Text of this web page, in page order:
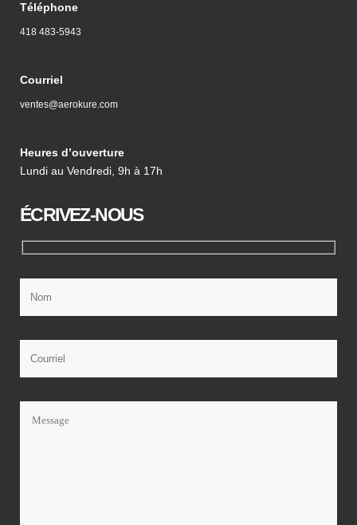
Téléphone
418 483-5943
Courriel
ventes@aerokure.com
Heures d’ouverture
Lundi au Vendredi, 9h à 17h
ÉCRIVEZ-NOUS